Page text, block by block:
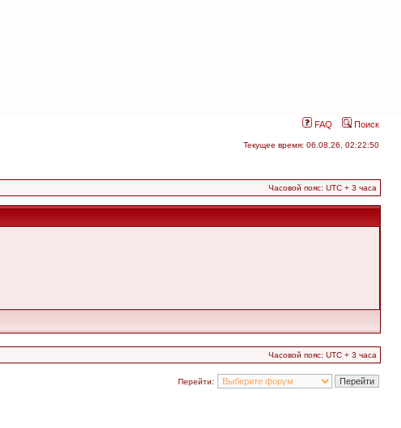
FAQ Поиск
Текущее время: 06.08.26, 02:22:50
Часовой пояс: UTC + 3 часа
Часовой пояс: UTC + 3 часа
Перейти: